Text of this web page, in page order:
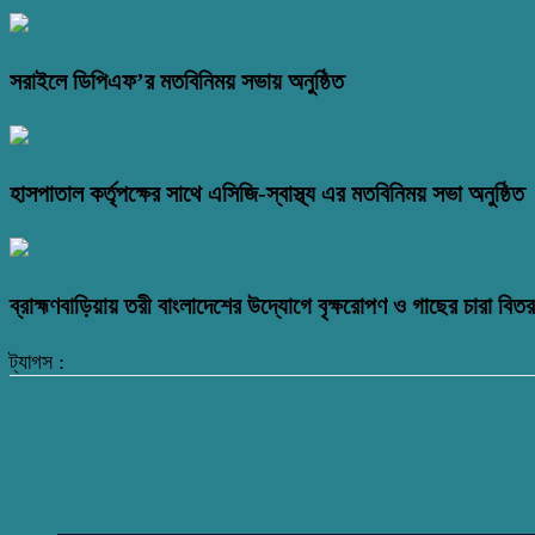
সরাইলে ডিপিএফ’র মতবিনিময় সভায় অনুষ্ঠিত
হাসপাতাল কর্তৃপক্ষের সাথে এসিজি-স্বাস্থ্য এর মতবিনিময় সভা অনুষ্ঠিত
ব্রাহ্মণবাড়িয়ায় তরী বাংলাদেশের উদ্যোগে বৃক্ষরোপণ ও গাছের চারা
ট্যাগস :